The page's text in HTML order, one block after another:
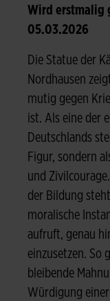
Wird erstmalig
05.03.2026
Die Statue der
Nordhausen
mutig gegen
ist. Als eine der
Deutschlands
Figur, sondern
und
der Bildung
moralische
aufruft, genau
einzusetzen. So
bleibende
Würdigung